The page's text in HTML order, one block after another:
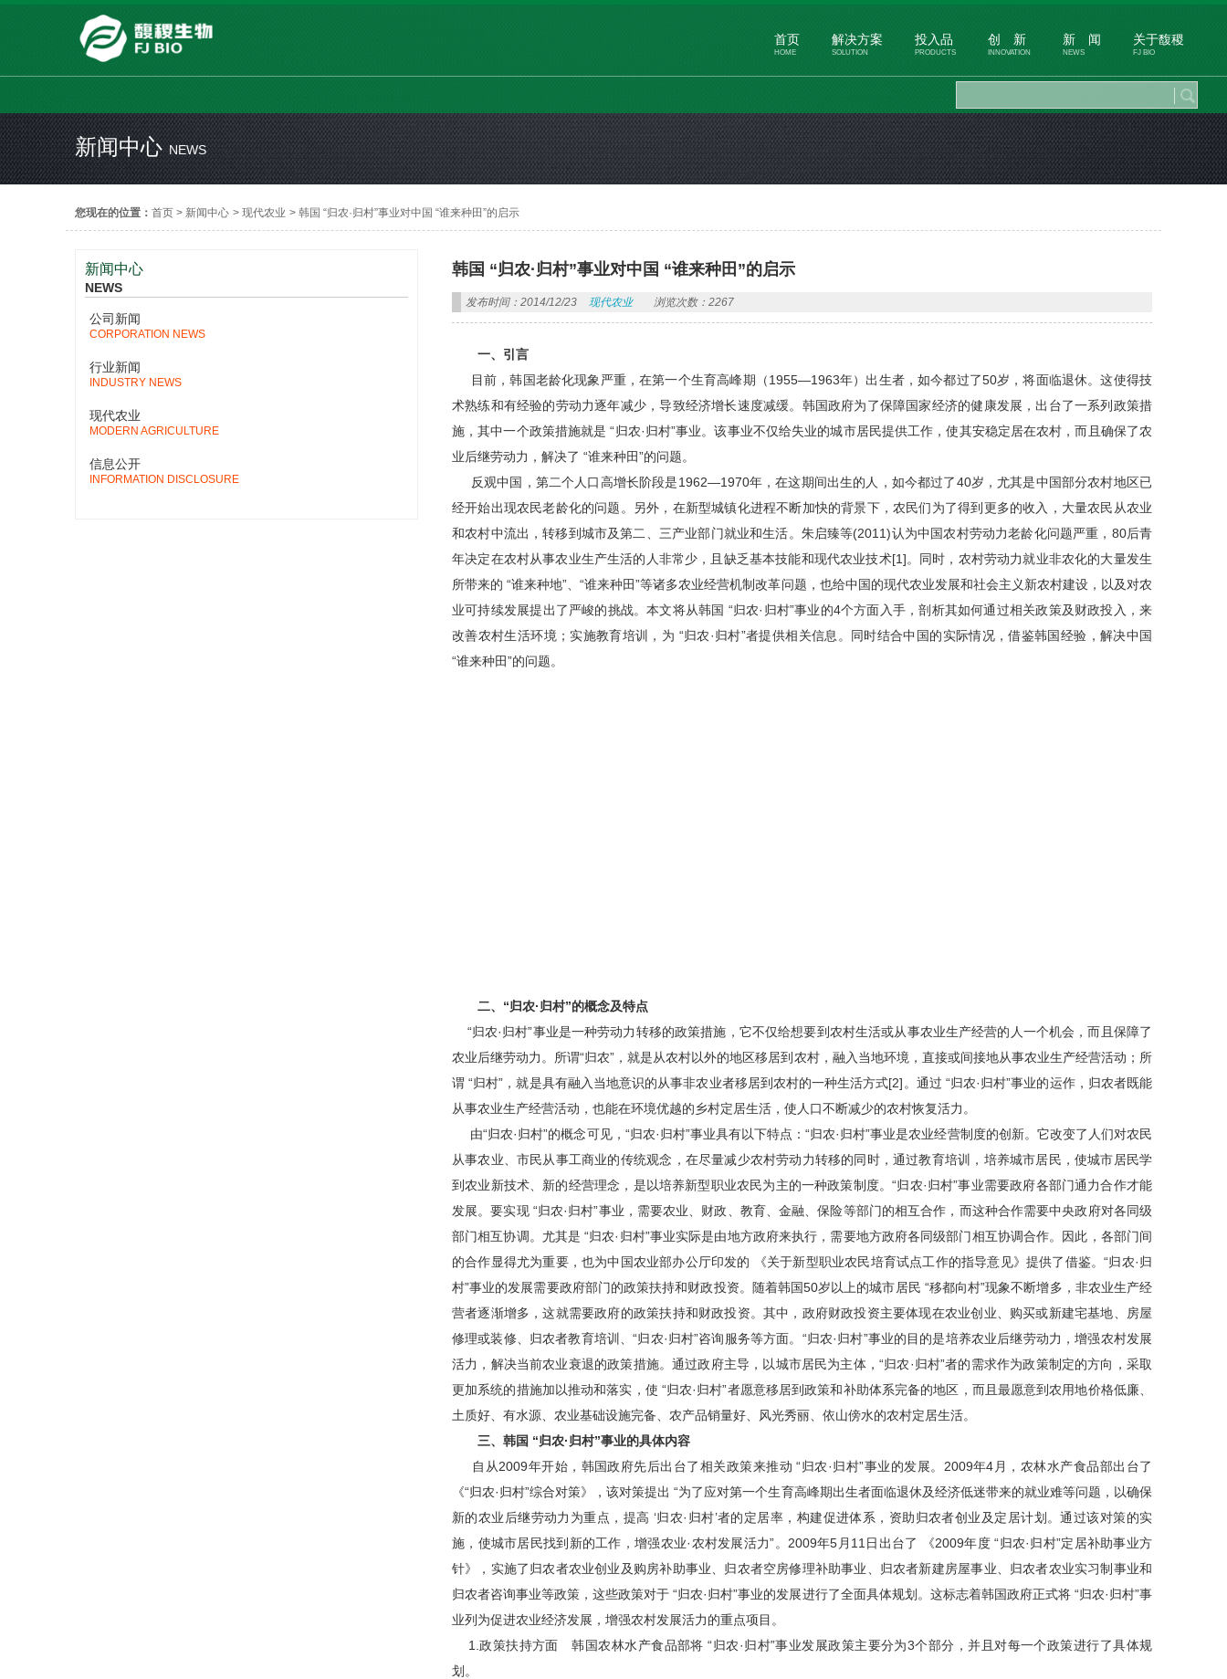
首页
HOME
解决方案
SOLUTION
投入品
PRODUCTS
创 新
INNOVATION
新 闻
NEWS
关于馥稷
FJ BIO
新闻中心NEWS
您现在的位置： 首页 > 新闻中心 > 现代农业 > 韩国 “归农·归村”事业对中国 “谁来种田”的启示
新闻中心
NEWS
公司新闻
CORPORATION NEWS
行业新闻
INDUSTRY NEWS
现代农业
MODERN AGRICULTURE
信息公开
INFORMATION DISCLOSURE
韩国 “归农·归村”事业对中国 “谁来种田”的启示
发布时间：2014/12/23 现代农业 浏览次数：2267
一、引言
目前，韩国老龄化现象严重，在第一个生育高峰期（1955—1963年）出生者，如今都过了50岁，将面临退休。这使得技
术熟练和有经验的劳动力逐年减少，导致经济增长速度减缓。韩国政府为了保障国家经济的健康发展，出台了一系列政策措
施，其中一个政策措施就是 “归农·归村”事业。该事业不仅给失业的城市居民提供工作，使其安稳定居在农村，而且确保了农
业后继劳动力，解决了 “谁来种田”的问题。
反观中国，第二个人口高增长阶段是1962—1970年，在这期间出生的人，如今都过了40岁，尤其是中国部分农村地区已
经开始出现农民老龄化的问题。另外，在新型城镇化进程不断加快的背景下，农民们为了得到更多的收入，大量农民从农业
和农村中流出，转移到城市及第二、三产业部门就业和生活。朱启臻等(2011)认为中国农村劳动力老龄化问题严重，80后青
年决定在农村从事农业生产生活的人非常少，且缺乏基本技能和现代农业技术[1]。同时，农村劳动力就业非农化的大量发生
所带来的 “谁来种地”、“谁来种田”等诸多农业经营机制改革问题，也给中国的现代农业发展和社会主义新农村建设，以及对农
业可持续发展提出了严峻的挑战。本文将从韩国 “归农·归村”事业的4个方面入手，剖析其如何通过相关政策及财政投入，来
改善农村生活环境；实施教育培训，为 “归农·归村”者提供相关信息。同时结合中国的实际情况，借鉴韩国经验，解决中国
“谁来种田”的问题。
二、“归农·归村”的概念及特点
“归农·归村”事业是一种劳动力转移的政策措施，它不仅给想要到农村生活或从事农业生产经营的人一个机会，而且保障了
农业后继劳动力。所谓“归农”，就是从农村以外的地区移居到农村，融入当地环境，直接或间接地从事农业生产经营活动；所
谓 “归村”，就是具有融入当地意识的从事非农业者移居到农村的一种生活方式[2]。通过 “归农·归村”事业的运作，归农者既能
从事农业生产经营活动，也能在环境优越的乡村定居生活，使人口不断减少的农村恢复活力。
由“归农·归村”的概念可见，“归农·归村”事业具有以下特点：“归农·归村”事业是农业经营制度的创新。它改变了人们对农民
从事农业、市民从事工商业的传统观念，在尽量减少农村劳动力转移的同时，通过教育培训，培养城市居民，使城市居民学
到农业新技术、新的经营理念，是以培养新型职业农民为主的一种政策制度。“归农·归村”事业需要政府各部门通力合作才能
发展。要实现 “归农·归村”事业，需要农业、财政、教育、金融、保险等部门的相互合作，而这种合作需要中央政府对各同级
部门相互协调。尤其是 “归农·归村”事业实际是由地方政府来执行，需要地方政府各同级部门相互协调合作。因此，各部门间
的合作显得尤为重要，也为中国农业部办公厅印发的 《关于新型职业农民培育试点工作的指导意见》提供了借鉴。“归农·归
村”事业的发展需要政府部门的政策扶持和财政投资。随着韩国50岁以上的城市居民 “移都向村”现象不断增多，非农业生产经
营者逐渐增多，这就需要政府的政策扶持和财政投资。其中，政府财政投资主要体现在农业创业、购买或新建宅基地、房屋
修理或装修、归农者教育培训、“归农·归村”咨询服务等方面。“归农·归村”事业的目的是培养农业后继劳动力，增强农村发展
活力，解决当前农业衰退的政策措施。通过政府主导，以城市居民为主体，“归农·归村”者的需求作为政策制定的方向，采取
更加系统的措施加以推动和落实，使 “归农·归村”者愿意移居到政策和补助体系完备的地区，而且最愿意到农用地价格低廉、
土质好、有水源、农业基础设施完备、农产品销量好、风光秀丽、依山傍水的农村定居生活。
三、韩国 “归农·归村”事业的具体内容
自从2009年开始，韩国政府先后出台了相关政策来推动 “归农·归村”事业的发展。2009年4月，农林水产食品部出台了
《“归农·归村”综合对策》，该对策提出 “为了应对第一个生育高峰期出生者面临退休及经济低迷带来的就业难等问题，以确保
新的农业后继劳动力为重点，提高 ‘归农·归村’者的定居率，构建促进体系，资助归农者创业及定居计划。通过该对策的实
施，使城市居民找到新的工作，增强农业·农村发展活力”。2009年5月11日出台了 《2009年度 “归农·归村”定居补助事业方
针》，实施了归农者农业创业及购房补助事业、归农者空房修理补助事业、归农者新建房屋事业、归农者农业实习制事业和
归农者咨询事业等政策，这些政策对于 “归农·归村”事业的发展进行了全面具体规划。这标志着韩国政府正式将 “归农·归村”事
业列为促进农业经济发展，增强农村发展活力的重点项目。
1.政策扶持方面 韩国农林水产食品部将 “归农·归村”事业发展政策主要分为3个部分，并且对每一个政策进行了具体规
划。